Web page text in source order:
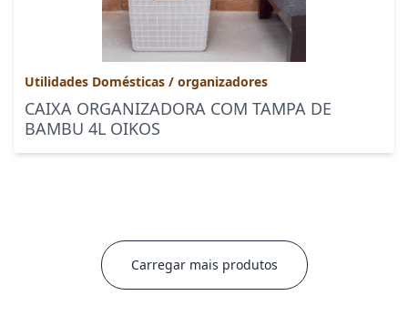
Utilidades Domésticas / organizadores
CAIXA ORGANIZADORA COM TAMPA DE
BAMBU 4L OIKOS
Carregar mais produtos